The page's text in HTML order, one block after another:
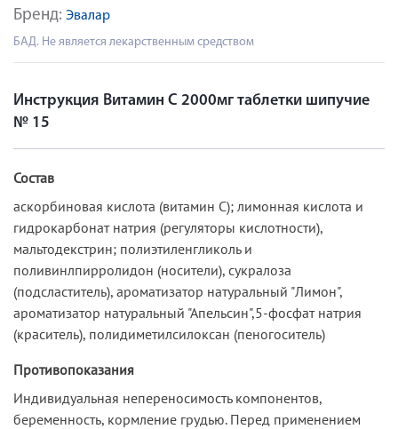
Бренд: Эвалар
БАД. Не является лекарственным средством
Инструкция Витамин С 2000мг таблетки шипучие
№ 15
Состав
аскорбиновая кислота (витамин С); лимонная кислота и
гидрокарбонат натрия (регуляторы кислотности),
мальтодекстрин; полиэтиленгликоль и
поливинлпирролидон (носители), сукралоза
(подсластитель), ароматизатор натуральный "Лимон",
ароматизатор натуральный "Апельсин",5-фосфат натрия
(краситель), полидиметилсилоксан (пеногоситель)
Противопоказания
Индивидуальная непереносимость компонентов,
беременность, кормление грудью. Перед применением